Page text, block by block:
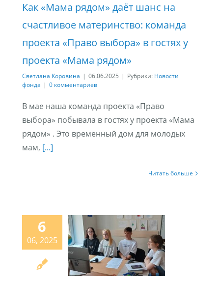
проекта «Мама
рядом»
Как «Мама рядом» даёт шанс на
счастливое материнство: команда
проекта «Право выбора» в гостях у
проекта «Мама рядом»
Светлана Коровина | 06.06.2025 | Рубрики: Новости
фонда | 0 комментариев
В мае наша команда проекта «Право
выбора» побывала в гостях у проекта «Мама
рядом» . Это временный дом для молодых
мам, [...]
Читать больше
6
06, 2025
Всероссийский
онлайн-форум
«Вместе с
детьми:
путешествие за